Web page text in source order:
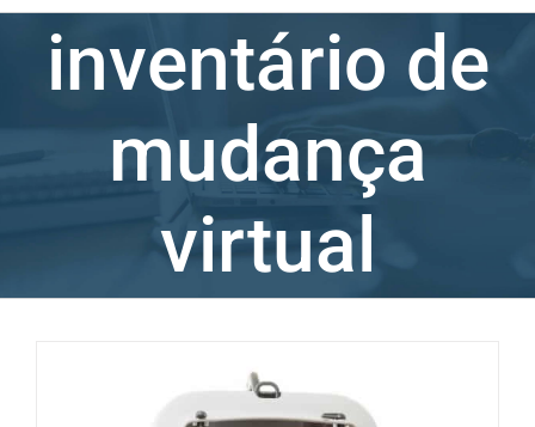
inventário de
mudança
virtual